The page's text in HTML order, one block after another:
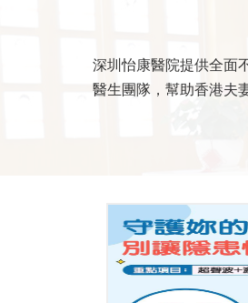
深圳怡康醫院提供全面
醫生團隊，幫助香港夫